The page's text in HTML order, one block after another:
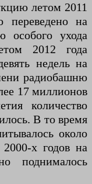
летом 2011
переведено на
ухода
2012 года
недель на
радиобашню
17 миллионов
количество
В то время
около
х годов на
поднималось